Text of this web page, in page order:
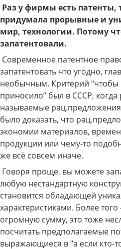
Раз у фирмы есть патенты,
придумала прорывные и
мир, технологии. Потому
запатентовали.
Современное патентное
запатентовать что угодно,
необычным. Критерий “чтобы
приносило” был в СССР, когда
называемые рац.предложения
было доказать, что
экономии материалов,
продукции или чему-то
же всё совсем иначе.
Говоря проще, вы можете
любую нестандартную
становится обладающей
характеристиками. Более
огромную сумму, это тоже
посчитать предполагаемые
выражающиеся в “а если кто-